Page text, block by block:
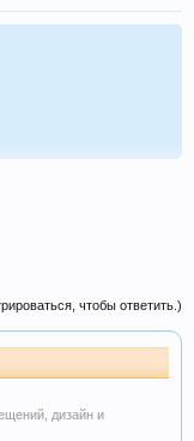
чтобы ответить.)
дизайн и